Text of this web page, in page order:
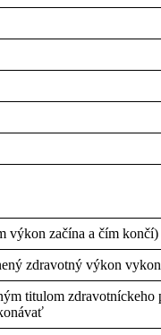
výkon začína a čím končí)
zdravotný výkon
titulom zdravotníckeho